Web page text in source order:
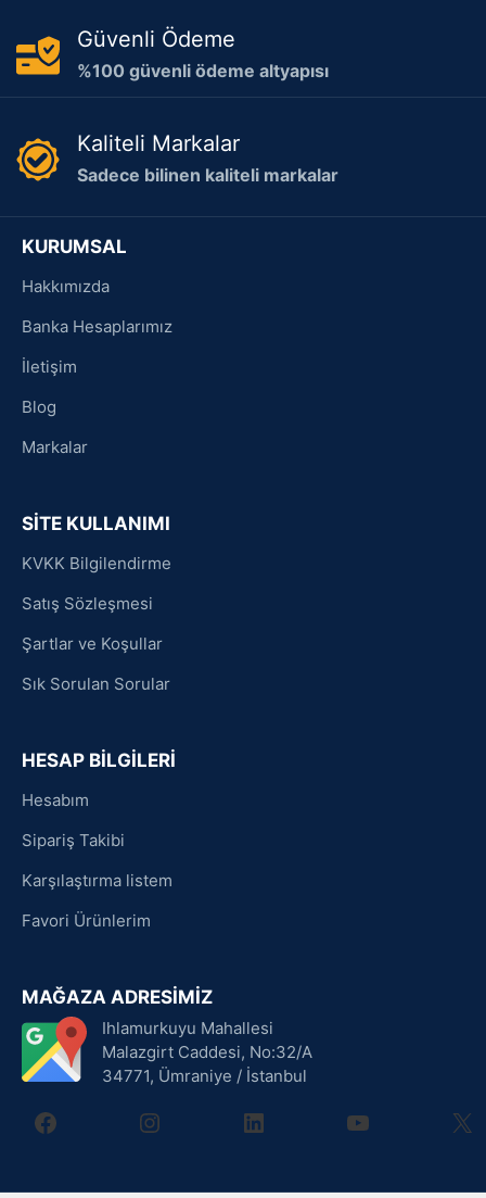
Güvenli Ödeme
%100 güvenli ödeme altyapısı
Kaliteli Markalar
Sadece bilinen kaliteli markalar
KURUMSAL
Hakkımızda
Banka Hesaplarımız
İletişim
Blog
Markalar
SİTE KULLANIMI
KVKK Bilgilendirme
Satış Sözleşmesi
Şartlar ve Koşullar
Sık Sorulan Sorular
HESAP BİLGİLERİ
Hesabım
Sipariş Takibi
Karşılaştırma listem
Favori Ürünlerim
MAĞAZA ADRESİMİZ
Ihlamurkuyu Mahallesi
Malazgirt Caddesi, No:32/A
34771, Ümraniye / İstanbul
facebookinstagramlinkedin youtube X